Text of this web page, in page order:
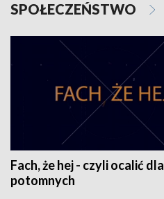
SPOŁECZEŃSTWO
Fach, że hej - czyli ocalić dla
potomnych